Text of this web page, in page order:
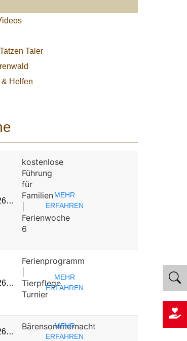
Taler
Helfen
kostenlose
Führung
für
Familien
Ferienwoche
6
MEHR
ERFAHREN
Ferienprogramm
Tierpflege
Turnier
MEHR
ERFAHREN
Bärensommernacht
MEHR
ERFAHREN